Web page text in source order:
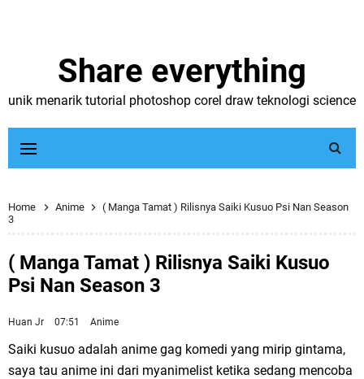
Share everything
unik menarik tutorial photoshop corel draw teknologi science
Home Anime
( Manga Tamat ) Rilisnya Saiki Kusuo Psi Nan Season
3
( Manga Tamat ) Rilisnya Saiki Kusuo
Psi Nan Season 3
Huan Jr 07:51 Anime
Saiki kusuo adalah anime gag komedi yang mirip gintama,
saya tau anime ini dari myanimelist ketika sedang mencoba